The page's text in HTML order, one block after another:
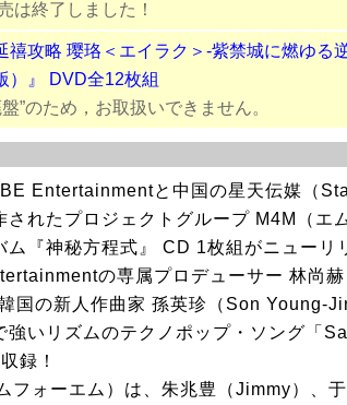
は終了しました！
禧攻略 璎珞＜エイラク＞-紫禁城に燃ゆる
）』 DVD全12枚組
盤”のため，お取扱いできません。
Entertainmentと中国の星天伝媒（
されたプロジェクトグループ M4M（エ
ム『神秘方程式』 CD 1枚組がニューリ
の専属プロデューサー 林尚
国の新人作曲家 孫英珍（Son Young-
強いリズムのテクノポップ・ソング「
録！
フォーエム）は、朱兆豊（Jimmy）、